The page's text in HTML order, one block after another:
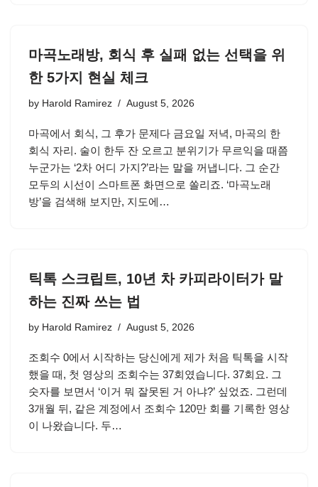
마곡노래방, 회식 후 실패 없는 선택을 위
한 5가지 현실 체크
by Harold Ramirez August 5, 2026
마곡에서 회식, 그 후가 문제다 금요일 저녁, 마곡의 한
회식 자리. 술이 한두 잔 오르고 분위기가 무르익을 때쯤
누군가는 ‘2차 어디 가지?’라는 말을 꺼냅니다. 그 순간
모두의 시선이 스마트폰 화면으로 쏠리죠. ‘마곡노래
방’을 검색해 보지만, 지도에…
틱톡 스크립트, 10년 차 카피라이터가 말
하는 진짜 쓰는 법
by Harold Ramirez August 5, 2026
조회수 0에서 시작하는 당신에게 제가 처음 틱톡을 시작
했을 때, 첫 영상의 조회수는 37회였습니다. 37회요. 그
숫자를 보면서 ‘이거 뭐 잘못된 거 아냐?’ 싶었죠. 그런데
3개월 뒤, 같은 계정에서 조회수 120만 회를 기록한 영상
이 나왔습니다. 두…